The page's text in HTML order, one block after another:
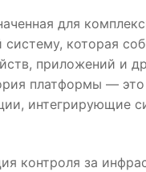
для
которая
приложений и
платформы —
интегрирующие
контроля за